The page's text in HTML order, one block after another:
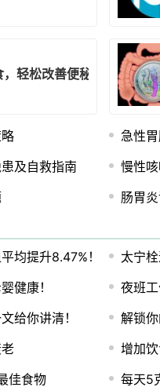
轻松改善便秘问题
急性
及自救指南
慢性
肠胃
均提升8.47%！
太宁
健康！
夜班
给你讲清！
解锁
增加
佳食物
每天5